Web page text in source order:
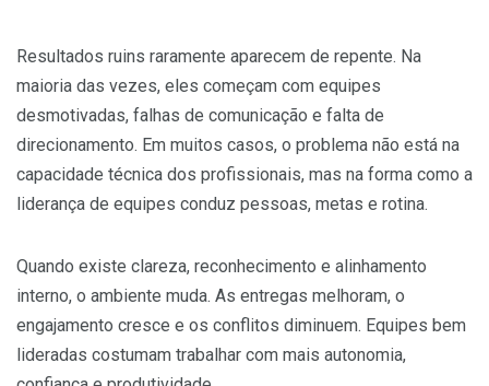
Resultados ruins raramente aparecem de repente. Na
maioria das vezes, eles começam com equipes
desmotivadas, falhas de comunicação e falta de
direcionamento. Em muitos casos, o problema não está na
capacidade técnica dos profissionais, mas na forma como a
liderança de equipes conduz pessoas, metas e rotina.
Quando existe clareza, reconhecimento e alinhamento
interno, o ambiente muda. As entregas melhoram, o
engajamento cresce e os conflitos diminuem. Equipes bem
lideradas costumam trabalhar com mais autonomia,